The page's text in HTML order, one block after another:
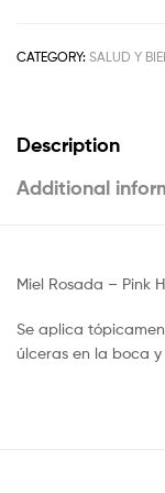
CATEGORY: SALUD Y
Description
Additional
Miel Rosada – Pink
Se aplica
úlceras en la boca y